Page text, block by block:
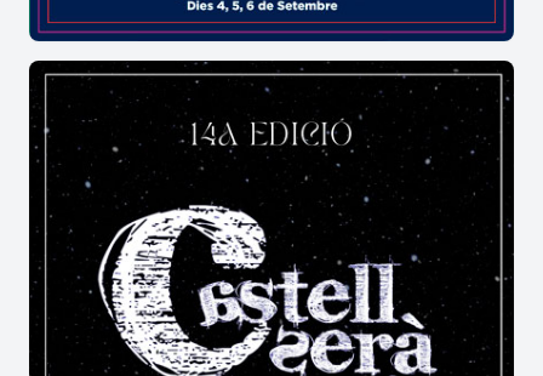
• Espais monumentals i acústica: La combinació
de melodia i patrimoni fa parada a Riudecanyes
per oferir un espectacle que connecta la
sensibilitat de la música en directe amb els
racons històrics de la localitat a la nit.
Un gran compromís social i un poble
unit a Riudecanyes
L'altruisme i l'ajuda a les persones més
vulnerables de la comunitat són el motor
principal d'aquesta vetllada musical d'estiu.
• Guardioles i recollida solidària de productes: